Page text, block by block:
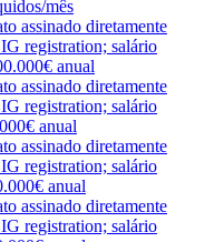
mês
assinado diretamente
registration; salário
anual
assinado diretamente
registration; salário
anual
assinado diretamente
registration; salário
anual
assinado diretamente
registration; salário